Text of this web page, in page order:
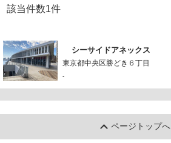
該当件数1件
シーサイドアネックス
東京都中央区勝どき６丁目
-
ページトップへ